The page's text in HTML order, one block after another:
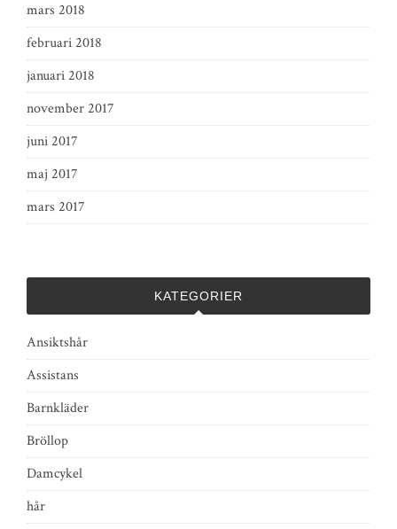
mars 2018
februari 2018
januari 2018
november 2017
juni 2017
maj 2017
mars 2017
KATEGORIER
Ansiktshår
Assistans
Barnkläder
Bröllop
Damcykel
hår